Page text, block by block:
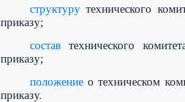
структуру технического
приказу;
состав технического
приказу;
положение о техническом
приказу.